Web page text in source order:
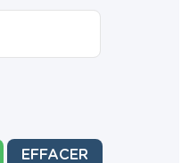
EFFACER